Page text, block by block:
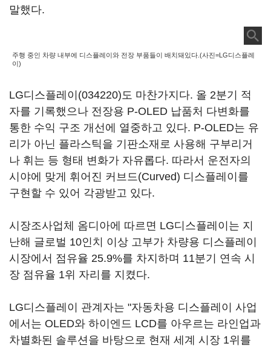
말했다.
주행 중인 차량 내부에 디스플레이와 전장 부품들이 배치돼있다.(사진=LG디스플레
이)
LG디스플레이(034220)도 마찬가지다. 올 2분기 적
자를 기록했으나 전장용 P-OLED 납품처 다변화를
통한 수익 구조 개선에 열중하고 있다. P-OLED는 유
리가 아닌 플라스틱을 기판소재로 사용해 구부리거
나 휘는 등 형태 변화가 자유롭다. 따라서 운전자의
시야에 맞게 휘어진 커브드(Curved) 디스플레이를
구현할 수 있어 각광받고 있다.
시장조사업체 옴디아에 따르면 LG디스플레이는 지
난해 글로벌 10인치 이상 고부가 차량용 디스플레이
시장에서 점유율 25.9%를 차지하며 11분기 연속 시
장 점유율 1위 자리를 지켰다.
LG디스플레이 관계자는 "자동차용 디스플레이 사업
에서는 OLED와 하이엔드 LCD를 아우르는 라인업과
차별화된 솔루션을 바탕으로 현재 세계 시장 1위를